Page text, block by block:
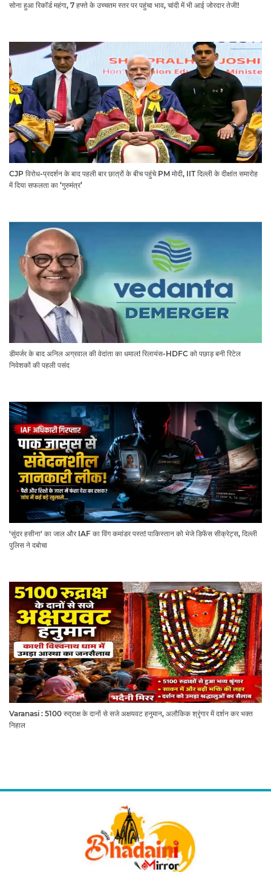
सोना हुआ रिकॉर्ड महंगा, 7 हफ्ते के उच्चतम स्तर पर पहुंचा भाव, चांदी में भी आई जोरदार तेजी!
CJP विरोध-प्रदर्शन के बाद पहली बार छात्रों के बीच पहुंचे PM मोदी, IIT दिल्ली के दीक्षांत समारोह
में दिया सफलता का ‘गुरुमंत्र’
डीमर्जर के बाद अनिल अग्रवाल की वेदांता का धमाल! रिलायंस-HDFC को पछाड़ बनी रिटेल
निवेशकों की पहली पसंद
'सुंदर हसीना' का जाल और IAF का विंग कमांडर पस्त! पाकिस्तान को भेजे डिफेंस सीक्रेट्स, दिल्ली
पुलिस ने दबोचा
Varanasi : 5100 रुद्राक्ष के दानों से सजे अक्षयवट हनुमान, अलौकिक श्रृंगार में दर्शन कर भक्त
निहाल